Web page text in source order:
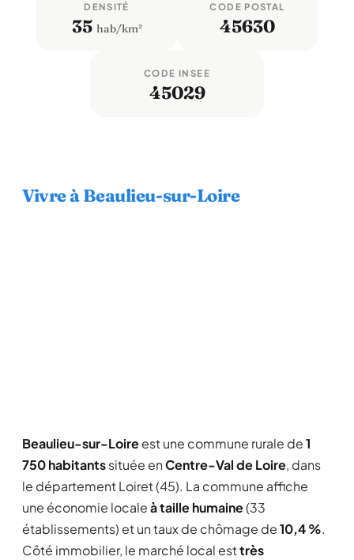
DENSITÉ
35 hab/km²
CODE POSTAL
45630
CODE INSEE
45029
Vivre à Beaulieu-sur-Loire
Beaulieu-sur-Loireest une commune rurale de1
750 habitantssituée enCentre-Val de Loire, dans
le département Loiret (45). La commune affiche
une économie localeà taille humaine(33
établissements) et un taux de chômage de10,4 %.
Côté immobilier, le marché local esttrès